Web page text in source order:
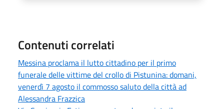
Contenuti correlati
Messina proclama il lutto cittadino per il primo
funerale delle vittime del crollo di Pistunina: domani,
venerdì 7 agosto il commosso saluto della città ad
Alessandra Frazzica